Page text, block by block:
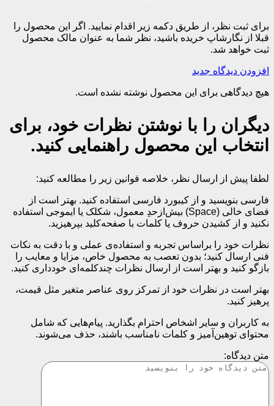
برای ثبت نظر، از طریق دکمه زیر اقدام نمایید. اگر این محصول را
قبلا از نگارشاپ خریده باشید، نظر شما به عنوان مالک محصول
ثبت خواهد شد.
افزودن دیدگاه جدید
هیچ دیدگاهی برای این محصول نوشته نشده است.
دیگران را با نوشتن نظرات خود، برای
انتخاب این محصول راهنمایی کنید.
لطفا پیش از ارسال نظر، خلاصه قوانین زیر را مطالعه کنید:
فارسی بنویسید و از کیبورد فارسی استفاده کنید. بهتر است از
فضای خالی (Space) بیش‌از‌حدِ معمول، شکلک یا ایموجی استفاده
نکنید و از کشیدن حروف یا کلمات با صفحه‌کلید بپرهیزید.
نظرات خود را براساس تجربه و استفاده‌ی عملی و با دقت به نکات
فنی ارسال کنید؛ بدون تعصب به محصول خاص، مزایا و معایب را
بازگو کنید و بهتر است از ارسال نظرات چندکلمه‌‌ای خودداری کنید.
بهتر است در نظرات خود از تمرکز روی عناصر متغیر مثل قیمت،
پرهیز کنید.
به کاربران و سایر اشخاص احترام بگذارید. پیام‌هایی که شامل
محتوای توهین‌آمیز و کلمات نامناسب باشند، حذف می‌شوند.
متن دیدگاه: